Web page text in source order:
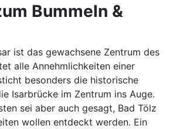
Bummeln &
ist das gewachsene Zentrum des
alle Annehmlichkeiten einer
besonders die historische
Isarbrücke im Zentrum ins Auge.
sei aber auch gesagt, Bad Tölz
wollen entdeckt werden. Ein